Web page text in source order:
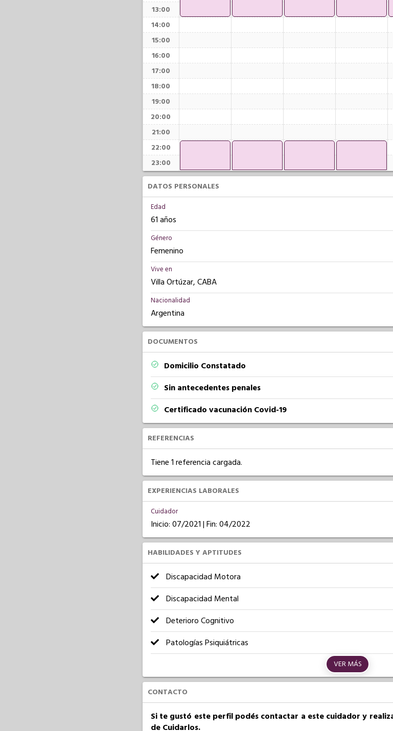
13:00
14:00
15:00
16:00
17:00
18:00
19:00
20:00
21:00
22:00
23:00
DATOS PERSONALES
Edad
61 años
Género
Femenino
Vive en
Villa Ortúzar, CABA
Nacionalidad
Argentina
DOCUMENTOS
Domicilio Constatado
Sin antecedentes penales
Certificado vacunación Covid-19
REFERENCIAS
Tiene 1 referencia cargada.
EXPERIENCIAS LABORALES
Cuidador
Inicio: 07/2021 | Fin: 04/2022
HABILIDADES Y APTITUDES
Discapacidad Motora
Discapacidad Mental
Deterioro Cognitivo
Patologías Psiquiátricas
VER MÁS
CONTACTO
Si te gustó este perfil podés contactar a este cuidador y
de Cuidarlos.